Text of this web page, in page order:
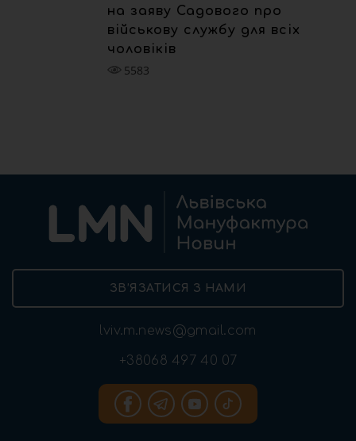
на заяву Садового про
військову службу для всіх
чоловіків
5583
ЗВ’ЯЗАТИСЯ З НАМИ
lviv.m.news@gmail.com
+38068 497 40 07